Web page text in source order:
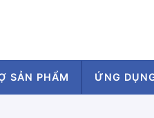
SẢN PHẨM ỨNG